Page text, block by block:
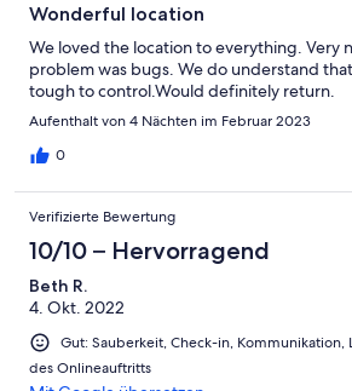
Wonderful location
We loved the location to everything. Very
problem was bugs. We do understand
tough to control.Would definitely return.
Aufenthalt von 4 Nächten im Februar 2023
0
Verifizierte Bewertung
10/10 – Hervorragend
Beth R.
4. Okt. 2022
Gut: Sauberkeit, Check-in, Kommunikation,
des Onlineauftritts